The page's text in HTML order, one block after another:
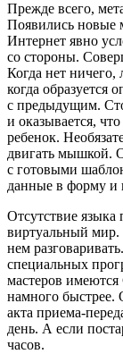
Прежде всего,
Появились новые
Интернет явно
со стороны.
Когда нет
когда образуется
с предыдущим.
и оказывается,
ребенок.
двигать мышкой.
с готовыми
данные в форму и
Отсутствие
виртуальный мир.
нем
специальных
мастеров имеются
намного быстрее.
акта приема-
день. А если
часов.